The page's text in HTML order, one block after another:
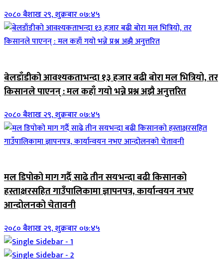
२०८० बैशाख २९, शुक्रबार ०७:४५
बेलडाँडीको आवश्यकताभन्दा १३ हजार बढी बोरा मल भित्रियो, तर
किसानले पाएनन् : मल कहाँ गयो भन्ने प्रश्न अझै अनुत्तरित
२०८० बैशाख २९, शुक्रबार ०७:४५
मल डिपोको माग गर्दै साढे तीन सयभन्दा बढी किसानको
हस्ताक्षरसहित गाउँपालिकामा ज्ञापनपत्र, कार्यान्वयन नभए
आन्दोलनको चेतावनी
२०८० बैशाख २९, शुक्रबार ०७:४५